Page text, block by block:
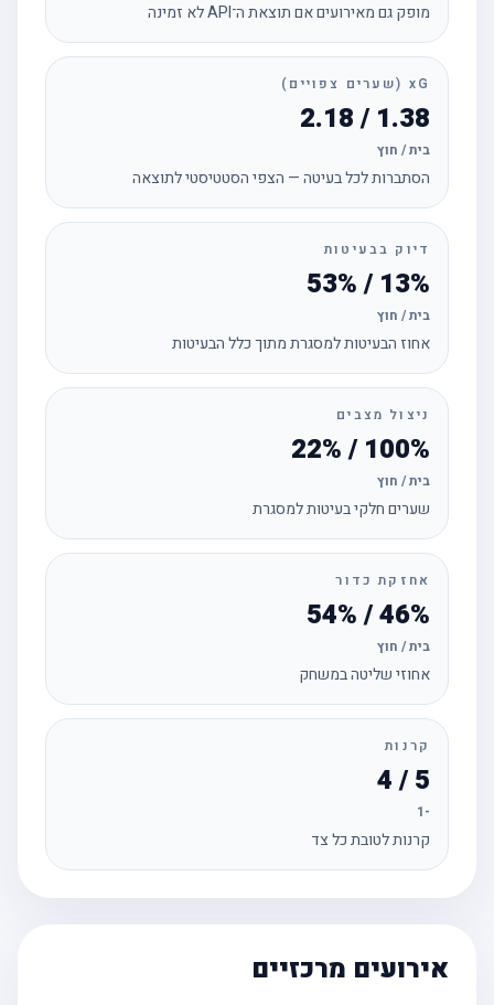
מופק גם מאירועים אם תוצאת ה־API לא זמינה
xG (שערים צפויים)
1.38 / 2.18
בית / חוץ
הסתברות לכל בעיטה — הצפי הסטטיסטי לתוצאה
דיוק בבעיטות
13% / 53%
בית / חוץ
אחוז הבעיטות למסגרת מתוך כלל הבעיטות
ניצול מצבים
100% / 22%
בית / חוץ
שערים חלקי בעיטות למסגרת
אחזקת כדור
46% / 54%
בית / חוץ
אחוזי שליטה במשחק
קרנות
קרנות לטובת כל צד
אירועים מרכזיים